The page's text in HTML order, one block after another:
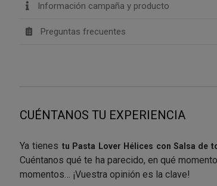
Información campaña y producto
Preguntas frecuentes
CUÉNTANOS TU EXPERIENCIA
Ya tienes tu Pasta Lover Hélices con Salsa de
Cuéntanos qué te ha parecido, en qué
momentos… ¡Vuestra opinión es la clave!